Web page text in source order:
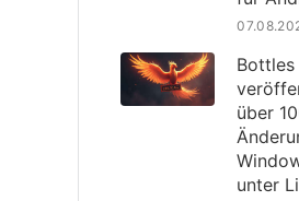
Bottles
über
unter